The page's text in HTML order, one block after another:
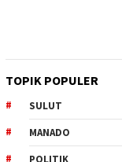
TOPIK POPULER
SULUT
MANADO
POLITIK